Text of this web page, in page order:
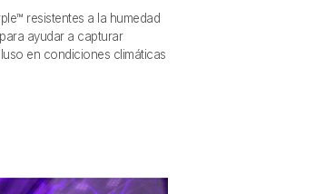
resistentes a la humedad
ayudar a capturar
en condiciones climáticas